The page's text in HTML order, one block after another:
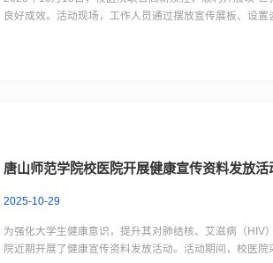
良好成效。活动现场，工作人员通过摆放宣传展板、设
唐山师范学院校医院开展健康宣传资料发放活
2025-10-29
为强化大学生健康意识，提升其对肺结核、艾滋病（
院近期开展了健康宣传资料发放活动。活动期间，校医